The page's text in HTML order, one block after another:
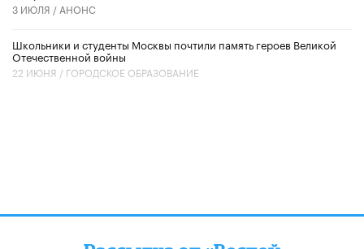
3 ИЮЛЯ / АНОНС
Школьники и студенты Москвы почтили память героев Великой
Отечественной войны
22 ИЮНЯ / ГОРОДСКОЕ ОБРАЗОВАНИЕ